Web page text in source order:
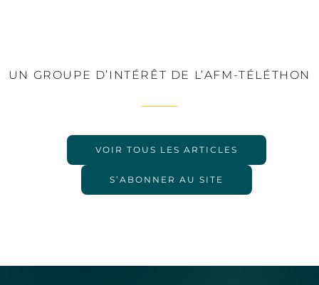
UN GROUPE D’INTÉRÊT DE L’AFM-TÉLÉTHON
VOIR TOUS LES ARTICLES
S’ABONNER AU SITE